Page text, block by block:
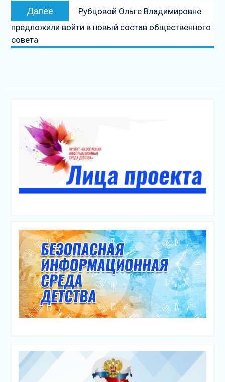
Далее
Следующая
запись
Рубцовой Ольге Владимировне
предложили войти в новый состав общественного
совета